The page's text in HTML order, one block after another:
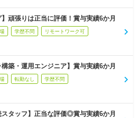
】頑張りは正当に評価！賞与実績6か月
場 学歴不問 リモートワーク可
築・運用エンジニア】賞与実績6か月
場 転勤なし 学歴不問
タッフ】正当な評価◎賞与実績6か月